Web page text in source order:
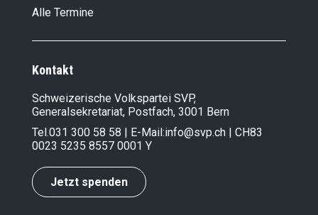
Alle Termine
Kontakt
Schweizerische Volkspartei SVP,
Generalsekretariat, Postfach, 3001 Bern
Tel.031 300 58 58 | E-Mail:info@svp.ch | CH83
0023 5235 8557 0001 Y
Jetzt spenden